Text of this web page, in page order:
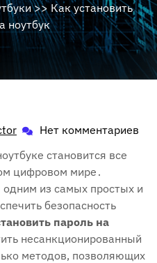
>> Как установить
ноутбук
Redactor
Нет комментариев
становится все
цифровом мире․
одним из самых простых и
безопасность
пароль на
несанкционированный
методов‚ позволяющих